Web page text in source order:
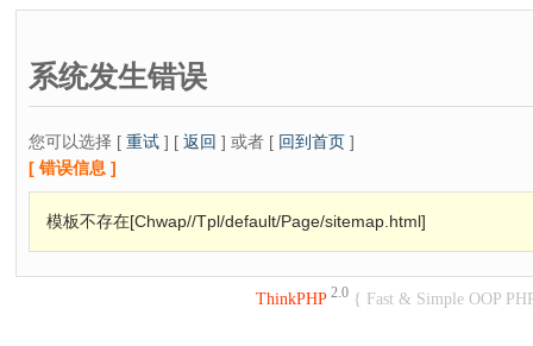
系统发生错误
您可以选择 [ 重试 ] [ 返回 ] 或者 [ 回到首页 ]
[ 错误信息 ]
模板不存在[Chwap//Tpl/default/Page/sitemap.html]
ThinkPHP 2.0 { Fast & Simple OOP